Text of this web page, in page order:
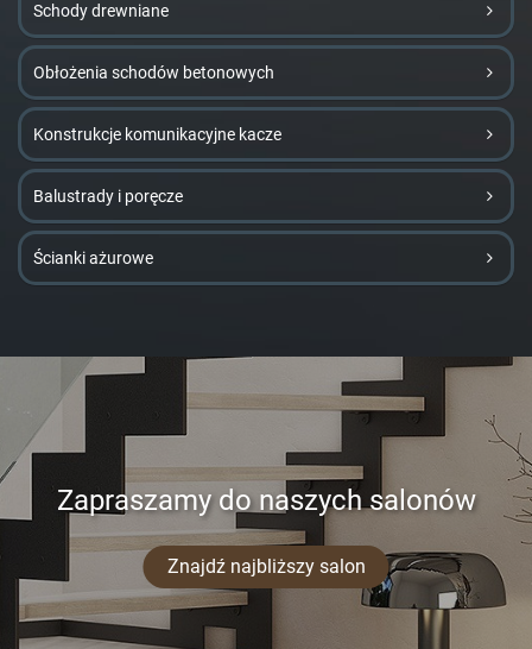
Schody drewniane
Obłożenia schodów betonowych
Konstrukcje komunikacyjne kacze
Balustrady i poręcze
Ścianki ażurowe
Zapraszamy do naszych salonów
Znajdź najbliższy salon